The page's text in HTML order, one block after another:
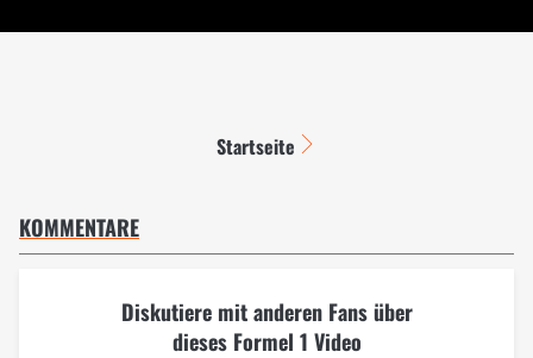
Startseite
KOMMENTARE
Diskutiere mit anderen Fans über
dieses Formel 1 Video